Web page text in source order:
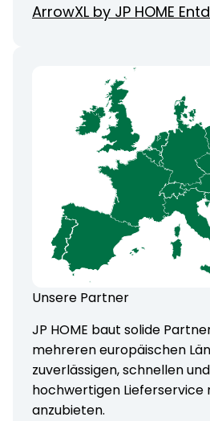
ArrowXL by JP HOME
Unsere Partner
JP HOME baut solide
mehreren europäischen
zuverlässigen, schnellen
hochwertigen Lieferservice
anzubieten.